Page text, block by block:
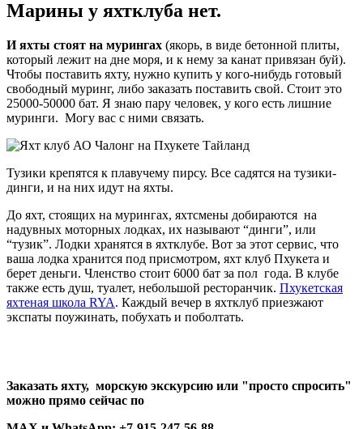
Марины у яхтклуба нет.
И яхты стоят на мурингах (якорь, в виде бетонной плиты,
который лежит на дне моря, и к нему за канат привязан буй).
Чтобы поставить яхту, нужно купить у кого-нибудь готовый
свободный муринг, либо заказать поставить свой. Стоит это
25000-50000 бат. Я знаю пару человек, у кого есть лишние
муринги. Могу вас с ними связать.
Тузики крепятся к плавучему пирсу. Все садятся на тузики-
динги, и на них идут на яхты.
До яхт, стоящих на мурингах, яхтсмены добираются на
надувных моторных лодках, их называют “динги”, или
“тузик”. Лодки хранятся в яхтклубе. Вот за этот сервис, что
ваша лодка хранится под присмотром, яхт клуб Пхукета и
берет деньги. Членство стоит 6000 бат за пол года. В клубе
также есть душ, туалет, небольшой ресторанчик. Пхукетская
яхтеная школа RYA. Каждый вечер в яхтклуб приезжают
экспаты поужинать, побухать и поболтать.
Заказать яхту, морскую экскурсию или "просто спросить"
можно прямо сейчас по